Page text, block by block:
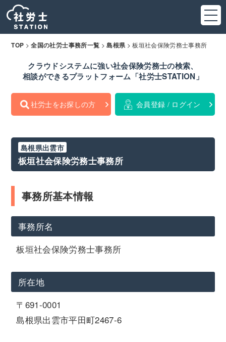
TOP >全国の社労士事務所一覧 >島根県 >板垣社会保険労務士事務所
クラウドシステムに強い社会保険労務士の検索、
相談ができるプラットフォーム「社労士STATION」
社労士をお探しの方 会員登録 / ログイン
島根県出雲市
板垣社会保険労務士事務所
事務所基本情報
事務所名
板垣社会保険労務士事務所
所在地
〒691-0001
島根県出雲市平田町2467-6